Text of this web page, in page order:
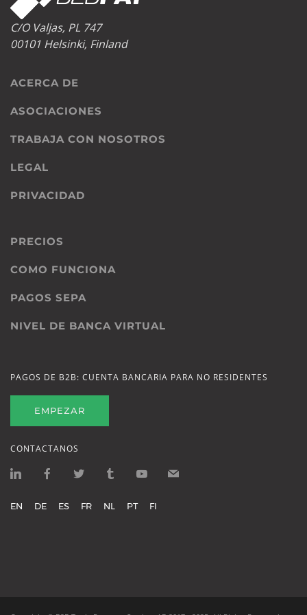
C/O Valjas, PL 747
00101 Helsinki, Finland
ACERCA DE
ASOCIACIONES
TRABAJA CON NOSOTROS
LEGAL
PRIVACIDAD
PRECIOS
COMO FUNCIONA
PAGOS SEPA
NIVEL DE BANCA VIRTUAL
PAGOS DE B2B: CUENTA BANCARIA PARA NO RESIDENTES
EMPEZAR
CONTACTANOS
EN DE ES FR NL PT FI